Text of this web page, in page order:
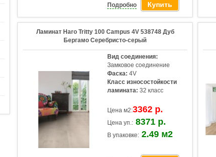
Подробно Купить
Ламинат Haro Tritty 100 Campus 4V 538748 Дуб
Бергамо Серебристо-серый
Вид соединения:
Замковое соединение
Фаска: 4V
Класс износостойкости
ламината: 32 класс
Цена м2:3362 р.
Цена уп.: 8371 р.
В упаковке: 2.49 м2